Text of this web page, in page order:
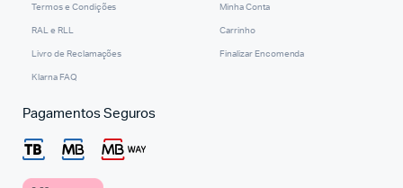
Termos e Condições
RAL e RLL
Livro de Reclamações
Klarna FAQ
Minha Conta
Carrinho
Finalizar Encomenda
Pagamentos Seguros